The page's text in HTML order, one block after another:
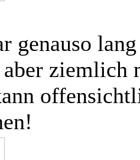
genauso
ziemlich